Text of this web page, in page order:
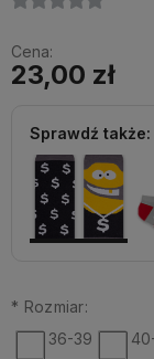
Cena:
23,00 zł
Sprawdź także:
* Rozmiar:
36-39